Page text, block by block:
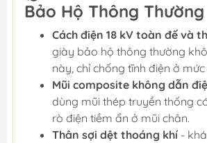
Bảo Hộ Thông Thường
Cách điện 18 kV toàn đế và
giày bảo hộ thông thường
này, chỉ chống tĩnh điện ở
Mũi composite không dẫn
dùng mũi thép truyền thống
rò điện tiềm ẩn ở mũi chân.
Thân sợi dệt thoáng khí -